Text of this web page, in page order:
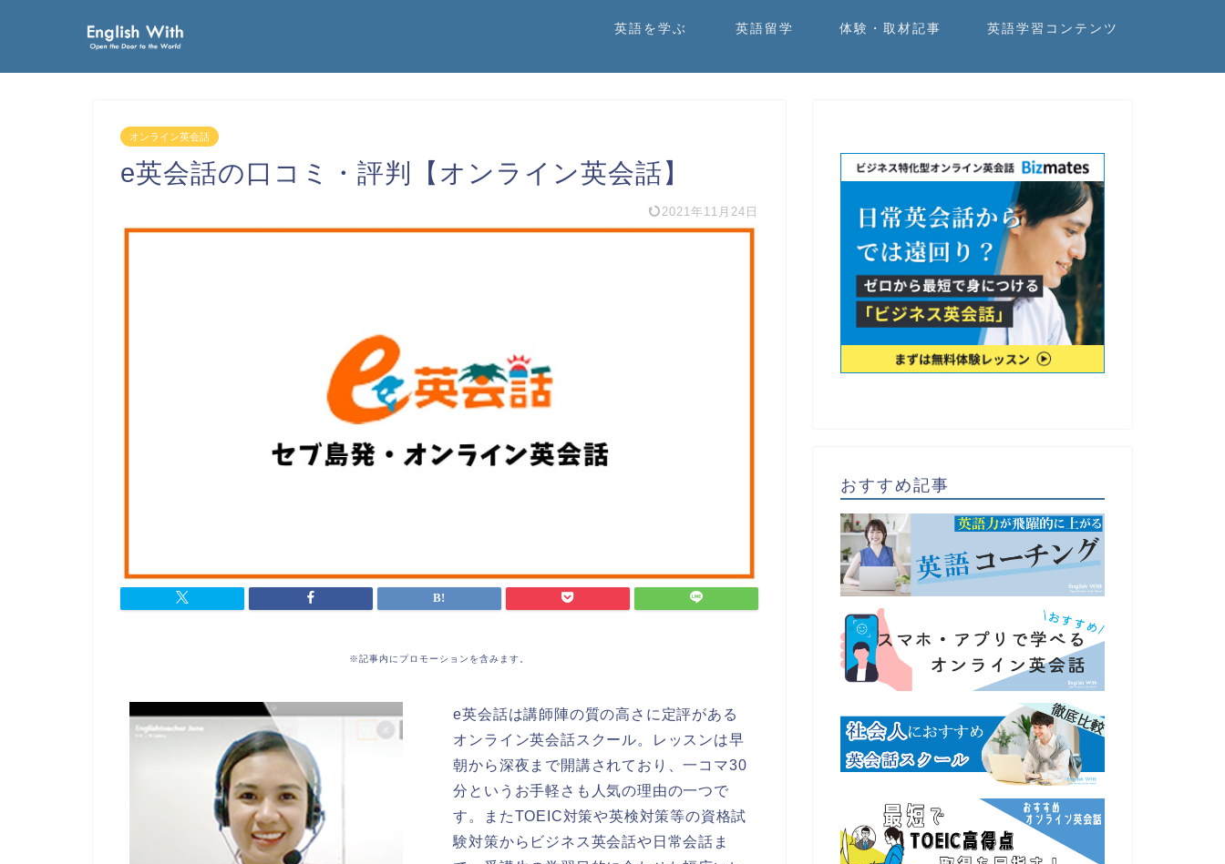
英語を学ぶ 英語留学 体験・取材記事 英語学習コンテンツ
オンライン英会話
e英会話の口コミ・評判【オンライン英会話】
2021年11月24日
※記事内にプロモーションを含みます。
e英会話は講師陣の質の高さに定評がある
オンライン英会話スクール。レッスンは早
朝から深夜まで開講されており、一コマ30
分というお手軽さも人気の理由の一つで
す。またTOEIC対策や英検対策等の資格試
験対策からビジネス英会話や日常会話ま
おすすめ記事